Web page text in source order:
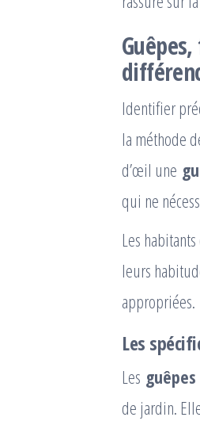
Identifier
la méthode
d’œil une
qui ne
Les
leurs
appropriées.
Les
Les guêpes
de jardin.